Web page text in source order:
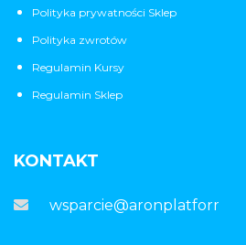
Polityka prywatności Sklep
Polityka zwrotów
Regulamin Kursy
Regulamin Sklep
KONTAKT
wsparcie@aronplatforma.pl